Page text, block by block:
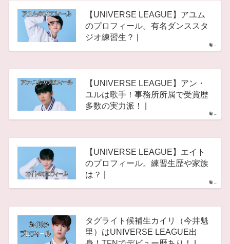
–
【UNIVERSE LEAGUE】アユム
のプロフィール。有名ダンススタ
ジオ練習生？ |
–
【UNIVERSE LEAGUE】アン・
ユルは歌手！事務所所属で受賞歴
多数の実力派！ |
–
【UNIVERSE LEAGUE】エイト
のプロフィール。練習生歴や家族
は？ |
タグライト候補生カイリ（今井魁
里）はUNIVERSE LEAGUE出